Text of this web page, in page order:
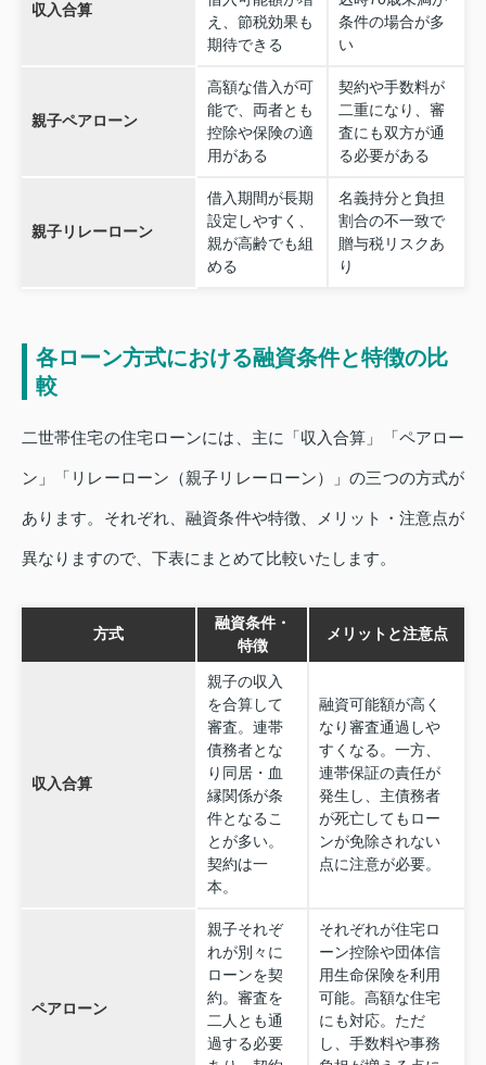
収入合算
え、節税効果も
期待できる
条件の場合が多
い
親子ペアローン
高額な借入が可
能で、両者とも
控除や保険の適
用がある
契約や手数料が
二重になり、審
査にも双方が通
る必要がある
親子リレーローン
借入期間が長期
設定しやすく、
親が高齢でも組
める
名義持分と負担
割合の不一致で
贈与税リスクあ
り
各ローン方式における融資条件と特徴の比
較
二世帯住宅の住宅ローンには、主に「収入合算」「ペアロー
ン」「リレーローン（親子リレーローン）」の三つの方式が
あります。それぞれ、融資条件や特徴、メリット・注意点が
異なりますので、下表にまとめて比較いたします。
方式
融資条件・
特徴
メリットと注意点
収入合算
親子の収入
を合算して
審査。連帯
債務者とな
り同居・血
縁関係が条
件となるこ
とが多い。
契約は一
本。
融資可能額が高く
なり審査通過しや
すくなる。一方、
連帯保証の責任が
発生し、主債務者
が死亡してもロー
ンが免除されない
点に注意が必要。
ペアローン
親子それぞ
れが別々に
ローンを契
約。審査を
二人とも通
過する必要
それぞれが住宅ロ
ーン控除や団体信
用生命保険を利用
可能。高額な住宅
にも対応。ただ
し、手数料や事務